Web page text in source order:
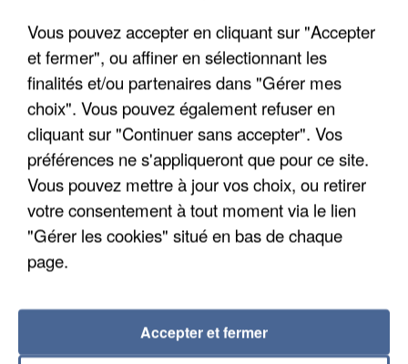
UN SECOND CADRE DE LA DZ MAFIA
INTERPELLÉ EN ALGÉRIE
Vous pouvez accepter en cliquant sur "Accepter
et fermer", ou affiner en sélectionnant les
finalités et/ou partenaires dans "Gérer mes
choix". Vous pouvez également refuser en
cliquant sur "Continuer sans accepter". Vos
préférences ne s'appliqueront que pour ce site.
Vous pouvez mettre à jour vos choix, ou retirer
votre consentement à tout moment via le lien
"Gérer les cookies" situé en bas de chaque
page.
Accepter et fermer